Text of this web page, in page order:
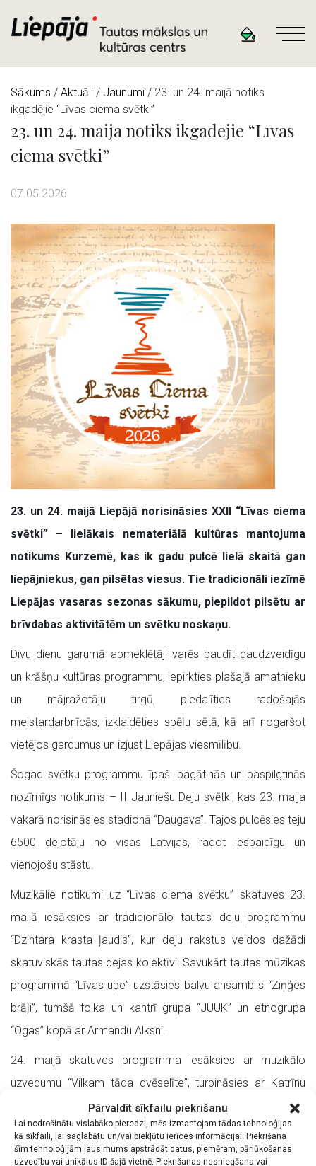
Pārvaldīt sīkfailu piekrišanu
Lai nodrošinātu vislabāko pieredzi, mēs izmantojam tādas tehnoloģijas
kā sīkfaili, lai saglabātu un/vai piekļūtu ierīces informācijai. Piekrišana
šīm tehnoloģijām ļaus mums apstrādāt datus, piemēram, pārlūkošanas
uzvedību vai unikālus ID šajā vietnē. Piekrišanas nesniegšana vai
Sākums / Aktuāli / Jaunumi / 23. un 24. maijā notiks
ikgadējie “Līvas ciema svētki”
23. un 24. maijā notiks ikgadējie “Līvas
ciema svētki”
07.05.2026
23. un 24. maijā Liepājā norisināsies XXII “Līvas ciema
svētki” – lielākais nemateriālā kultūras mantojuma
notikums Kurzemē, kas ik gadu pulcē lielā skaitā gan
liepājniekus, gan pilsētas viesus. Tie tradicionāli iezīmē
Liepājas vasaras sezonas sākumu, piepildot pilsētu ar
brīvdabas aktivitātēm un svētku noskaņu.
Divu dienu garumā apmeklētāji varēs baudīt daudzveidīgu
un krāšņu kultūras programmu, iepirkties plašajā amatnieku
un mājražotāju tirgū, piedalīties radošajās
meistardarbnīcās, izklaidēties spēļu sētā, kā arī nogaršot
vietējos gardumus un izjust Liepājas viesmīlību.
Šogad svētku programmu īpaši bagātinās un paspilgtinās
nozīmīgs notikums – II Jauniešu Deju svētki, kas 23. maija
vakarā norisināsies stadionā “Daugava”. Tajos pulcēsies teju
6500 dejotāju no visas Latvijas, radot iespaidīgu un
vienojošu stāstu.
Muzikālie notikumi uz “Līvas ciema svētku” skatuves 23.
maijā iesāksies ar tradicionālo tautas deju programmu
“Dzintara krasta ļaudis”, kur deju rakstus veidos dažādi
skatuviskās tautas dejas kolektīvi. Savukārt tautas mūzikas
programmā “Līvas upe” uzstāsies balvu ansamblis “Ziņģes
brāļi”, tumšā folka un kantrī grupa “JUUK” un etnogrupa
“Ogas” kopā ar Armandu Alksni.
24. maijā skatuves programma iesāksies ar muzikālo
uzvedumu “Vilkam tāda dvēselīte”, turpināsies ar Katrīnu
Dimantu un grupu “Zeltrači”, bet svētku noslēgumā uzstāsies
grupa “Elektrofolk”.
Abas dienas svētku apmeklētāji varēs satikt meistarus un